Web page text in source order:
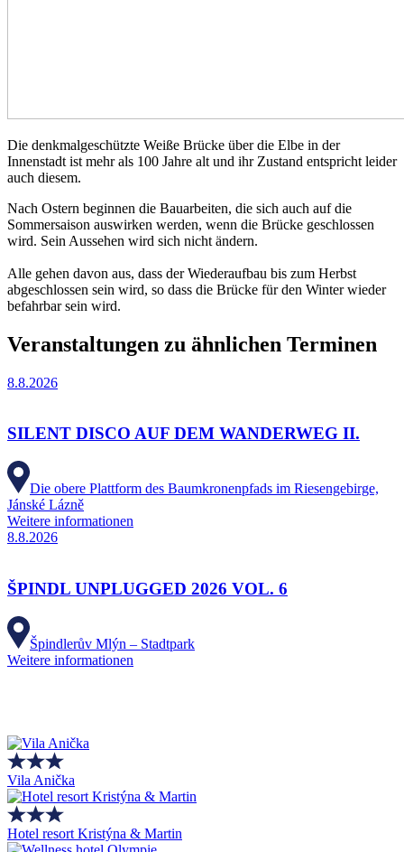
Die denkmalgeschützte Weiße Brücke über die Elbe in der
Innenstadt ist mehr als 100 Jahre alt und ihr Zustand entspricht leider
auch diesem.
Nach Ostern beginnen die Bauarbeiten, die sich auch auf die
Sommersaison auswirken werden, wenn die Brücke geschlossen
wird. Sein Aussehen wird sich nicht ändern.
Alle gehen davon aus, dass der Wiederaufbau bis zum Herbst
abgeschlossen sein wird, so dass die Brücke für den Winter wieder
befahrbar sein wird.
Veranstaltungen zu ähnlichen Terminen
8.8.2026
SILENT DISCO AUF DEM WANDERWEG II.
Die obere Plattform des Baumkronenpfads im Riesengebirge,
Jánské Lázně
Weitere informationen
8.8.2026
ŠPINDL UNPLUGGED 2026 VOL. 6
Špindlerův Mlýn – Stadtpark
Weitere informationen
Vila Anička
Hotel resort Kristýna & Martin